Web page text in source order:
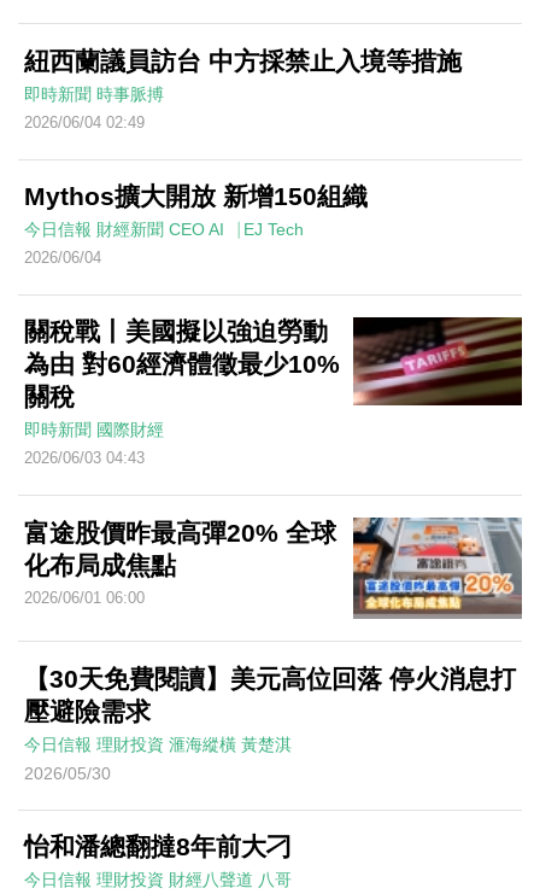
紐西蘭議員訪台 中方採禁止入境等措施
即時新聞 時事脈搏
2026/06/04 02:49
Mythos擴大開放 新增150組織
今日信報 財經新聞 CEO AI⎹ EJ Tech
2026/06/04
關稅戰丨美國擬以強迫勞動
為由 對60經濟體徵最少10%
關稅
即時新聞 國際財經
2026/06/03 04:43
富途股價昨最高彈20% 全球
化布局成焦點
2026/06/01 06:00
【30天免費閱讀】美元高位回落 停火消息打
壓避險需求
今日信報 理財投資 滙海縱橫 黃楚淇
2026/05/30
怡和潘總翻撻8年前大刁
今日信報 理財投資 財經八聲道 八哥